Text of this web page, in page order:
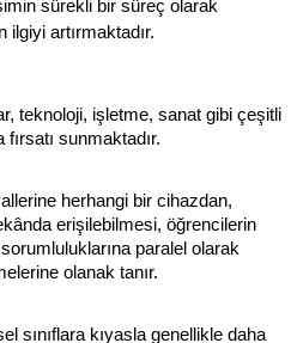
sürekli bir süreç olarak
artırmaktadır.
teknoloji, işletme, sanat gibi çeşitli
sunmaktadır.
herhangi bir cihazdan,
erişilebilmesi, öğrencilerin
paralel olarak
olanak tanır.
sınıflara kıyasla genellikle daha